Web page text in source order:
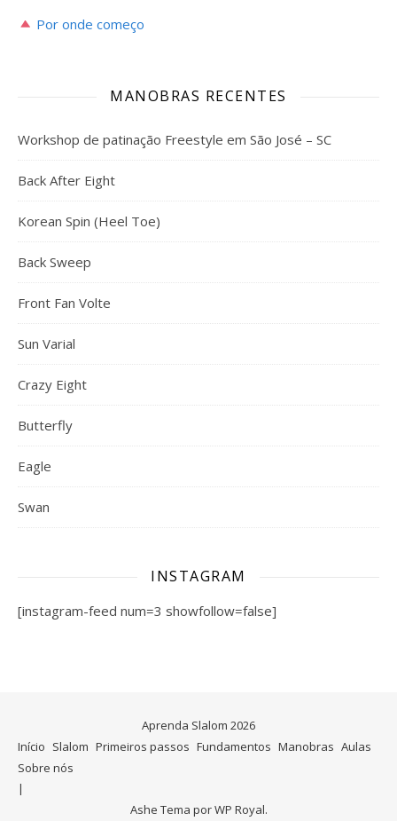
Por onde começo
MANOBRAS RECENTES
Workshop de patinação Freestyle em São José – SC
Back After Eight
Korean Spin (Heel Toe)
Back Sweep
Front Fan Volte
Sun Varial
Crazy Eight
Butterfly
Eagle
Swan
INSTAGRAM
[instagram-feed num=3 showfollow=false]
Aprenda Slalom 2026
Início Slalom Primeiros passos Fundamentos Manobras Aulas
Sobre nós
Ashe Tema porWP Royal.